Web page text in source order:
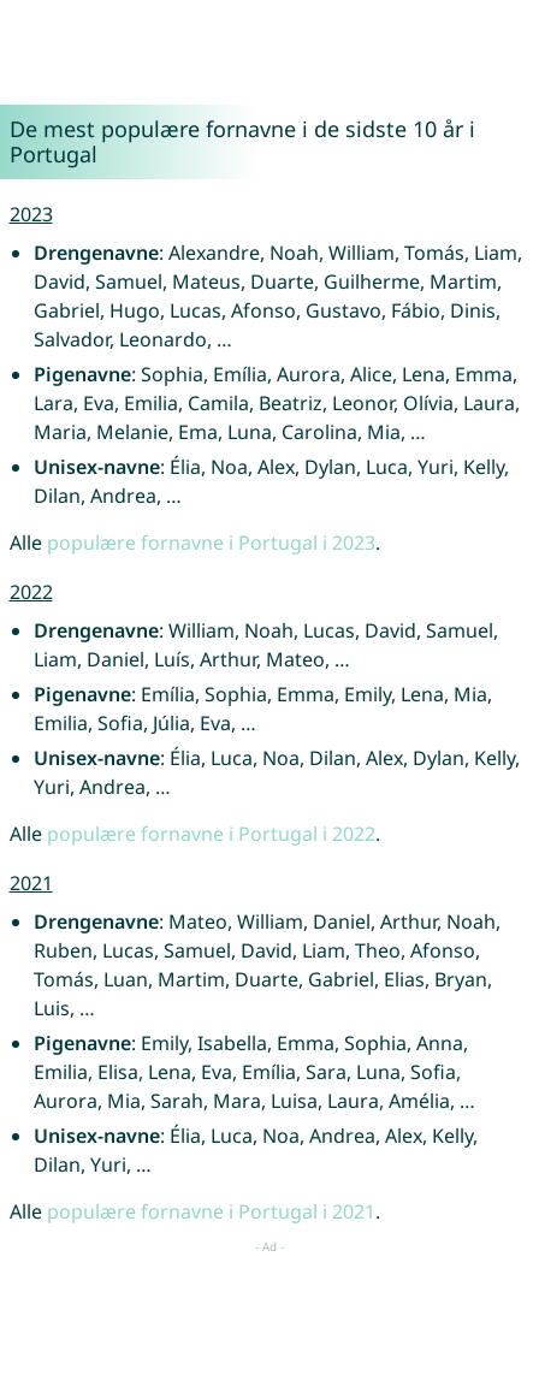
De mest populære fornavne i de sidste 10 år i
Portugal
2023
Drengenavne: Alexandre, Noah, William, Tomás, Liam,
David, Samuel, Mateus, Duarte, Guilherme, Martim,
Gabriel, Hugo, Lucas, Afonso, Gustavo, Fábio, Dinis,
Salvador, Leonardo, …
Pigenavne: Sophia, Emília, Aurora, Alice, Lena, Emma,
Lara, Eva, Emilia, Camila, Beatriz, Leonor, Olívia, Laura,
Maria, Melanie, Ema, Luna, Carolina, Mia, …
Unisex-navne: Élia, Noa, Alex, Dylan, Luca, Yuri, Kelly,
Dilan, Andrea, …
Alle populære fornavne i Portugal i 2023.
2022
Drengenavne: William, Noah, Lucas, David, Samuel,
Liam, Daniel, Luís, Arthur, Mateo, …
Pigenavne: Emília, Sophia, Emma, Emily, Lena, Mia,
Emilia, Sofia, Júlia, Eva, …
Unisex-navne: Élia, Luca, Noa, Dilan, Alex, Dylan, Kelly,
Yuri, Andrea, …
Alle populære fornavne i Portugal i 2022.
2021
Drengenavne: Mateo, William, Daniel, Arthur, Noah,
Ruben, Lucas, Samuel, David, Liam, Theo, Afonso,
Tomás, Luan, Martim, Duarte, Gabriel, Elias, Bryan,
Luis, …
Pigenavne: Emily, Isabella, Emma, Sophia, Anna,
Emilia, Elisa, Lena, Eva, Emília, Sara, Luna, Sofia,
Aurora, Mia, Sarah, Mara, Luisa, Laura, Amélia, …
Unisex-navne: Élia, Luca, Noa, Andrea, Alex, Kelly,
Dilan, Yuri, …
Alle populære fornavne i Portugal i 2021.